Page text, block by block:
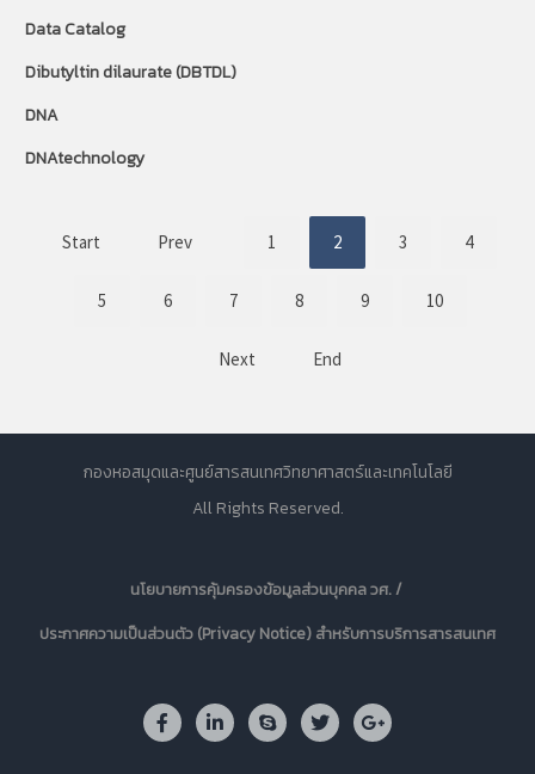
Data Catalog
Dibutyltin dilaurate (DBTDL)
DNA
DNAtechnology
Start Prev 1 2 3 4
5 6 7 8 9 10
Next End
กองหอสมุดและศูนย์สารสนเทศวิทยาศาสตร์และเทคโนโลยี
All Rights Reserved.
นโยบายการคุ้มครองข้อมูลส่วนบุคคล วศ. /
ประกาศความเป็นส่วนตัว (Privacy Notice) สำหรับการบริการสารสนเทศ